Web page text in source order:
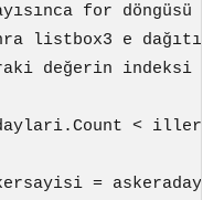
for döngüsü
listbox3 e
değerin indeksi
<
=